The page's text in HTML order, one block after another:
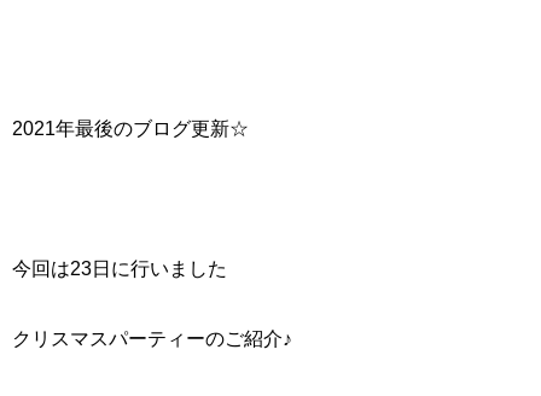
2021年最後のブログ更新☆
今回は23日に行いました
クリスマスパーティーのご紹介♪